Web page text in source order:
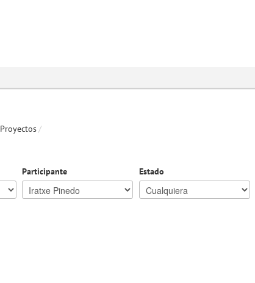
Proyectos/
Participante Estado